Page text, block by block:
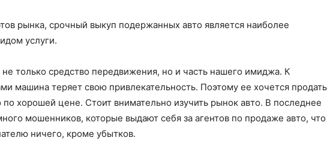
обслуживание
рынка, срочный выкуп подержанных авто является наиболее
услуги.
только средство передвижения, но и часть нашего имиджа. К
машина теряет свою привлекательность. Поэтому ее хочется продать
по хорошей цене. Стоит внимательно изучить рынок авто. В последнее
мошенников, которые выдают себя за агентов по продаже авто, что
ничего, кроме убытков.